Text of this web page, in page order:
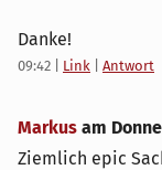
Danke!
09:42 Link Antwort
Markus am
Ziemlich epic